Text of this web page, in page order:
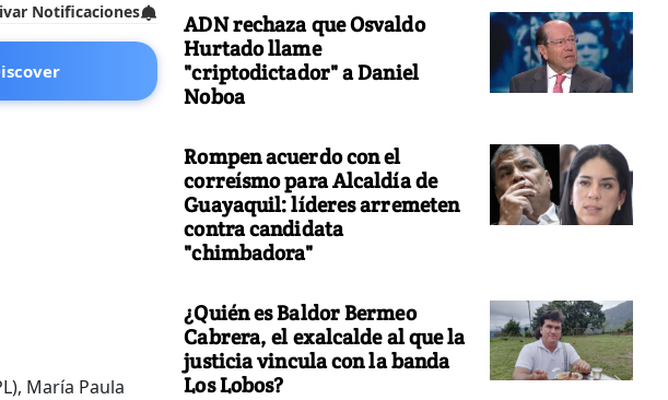
Notificaciones
María Paula
ADN rechaza que Osvaldo
Hurtado llame
"criptodictador" a Daniel
Noboa
Rompen acuerdo con el
correísmo para Alcaldía de
Guayaquil: líderes arremeten
contra candidata
"chimbadora"
¿Quién es Baldor Bermeo
Cabrera, el exalcalde al que la
justicia vincula con la banda
Los Lobos?